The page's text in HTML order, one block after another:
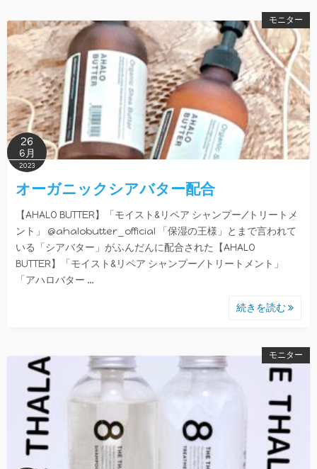
モニター
26
6月
2023
オーガニックシアバター配合
【AHALO BUTTER】「モイスト&リペア シャンプー/トリートメ
ント」 @ahalobutter_official 「保湿の王様」とまで言われて
いる「シアバター」がふんだんに配合された【AHALO
BUTTER】「モイスト&リペア シャンプー/トリートメント」
「アハロバター …
続きを読む
モニター